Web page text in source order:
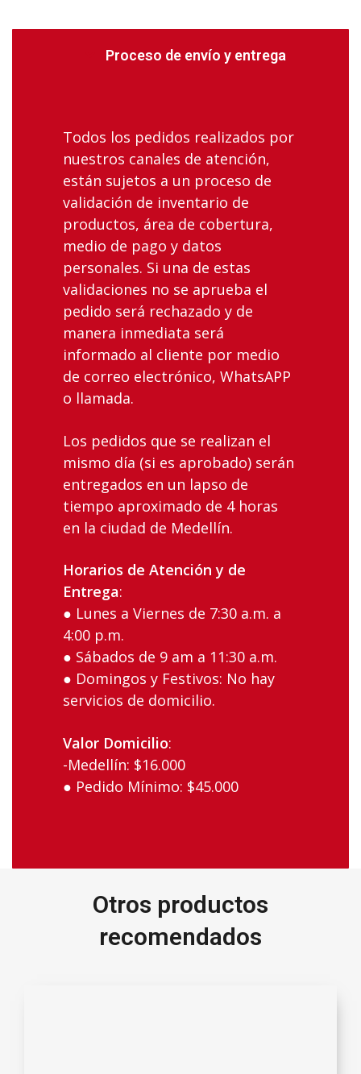
Proceso de envío y entrega
Todos los pedidos realizados por
nuestros canales de atención,
están sujetos a un proceso de
validación de inventario de
productos, área de cobertura,
medio de pago y datos
personales. Si una de estas
validaciones no se aprueba el
pedido será rechazado y de
manera inmediata será
informado al cliente por medio
de correo electrónico, WhatsAPP
o llamada.
Los‌ ‌pedidos‌ ‌que‌ ‌se‌ ‌realizan‌ ‌el‌
‌mismo‌ ‌día‌ (si es aprobado) ‌serán‌
‌entregados‌ ‌en‌ ‌un‌ ‌lapso‌ ‌de
tiempo aproximado ‌de‌ ‌4 ‌horas‌
‌en‌ ‌la‌ ciudad‌ ‌de‌ ‌Medellín‌.
Horarios‌ ‌de‌ ‌Atención‌ ‌y‌ ‌de‌
‌Entrega:‌ ‌
● Lunes‌ ‌a‌ ‌Viernes‌ ‌de‌ ‌7:30‌ ‌a.m.‌ ‌a‌
‌4:00‌ ‌p.m.‌ ‌
● Sábados‌ ‌de‌ ‌9 am‌ ‌a‌ ‌11:30 a.m. ‌
● Domingos‌ ‌y‌ ‌Festivos:‌ ‌No‌ ‌hay‌
‌servicios‌ ‌de‌ ‌domicilio.‌ ‌
Valor‌ ‌Domicilio:‌
-Medellín:‌ ‌$16.000‌ ‌ ‌
● Pedido‌ ‌Mínimo:‌ ‌$45.000‌
Otros productos
recomendados